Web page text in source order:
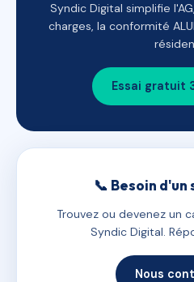
Syndic Digital simplifie
charges, la conformité
Essai gratuit
📞 Besoin d'un
Trouvez ou devenez un
Syndic Digital.
Nous